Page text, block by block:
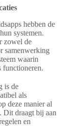
hebben de
systemen.
zowel de
samenwerking
waarin
functioneren.
is de
als
deze manier al
Dit draagt bij aan
en